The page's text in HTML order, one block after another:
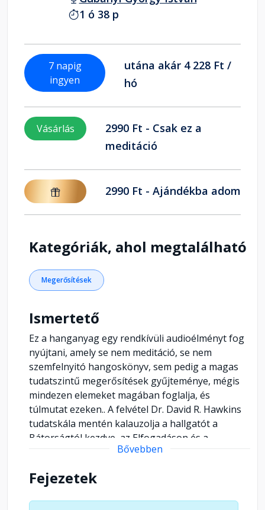
1 ó 38 p
7 napig
ingyen
utána akár 4 228 Ft /
hó
Vásárlás
2990 Ft - Csak ez a
meditáció
2990 Ft - Ajándékba adom
Kategóriák, ahol megtalálható
Megerősítések
Ismertető
Ez a hanganyag egy rendkívüli audioélményt fog
nyújtani, amely se nem meditáció, se nem
szemfelnyitó hangoskönyv, sem pedig a magas
tudatszintű megerősítések gyűjteménye, mégis
mindezen elemeket magában foglalja, és
túlmutat ezeken.. A felvétel Dr. David R. Hawkins
tudatskála mentén kalauzolja a hallgatót a
Bátorságtól kezdve, az Elfogadáson és a
Szereteten át, egészen a Béke magaslatáig.
Bővebben
Fejezetek